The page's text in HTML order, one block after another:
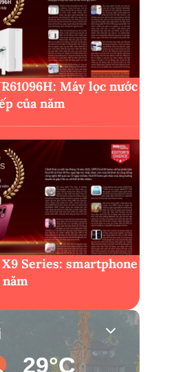
Máy lọc nước
của năm
Series: smartphone
năm
29°C